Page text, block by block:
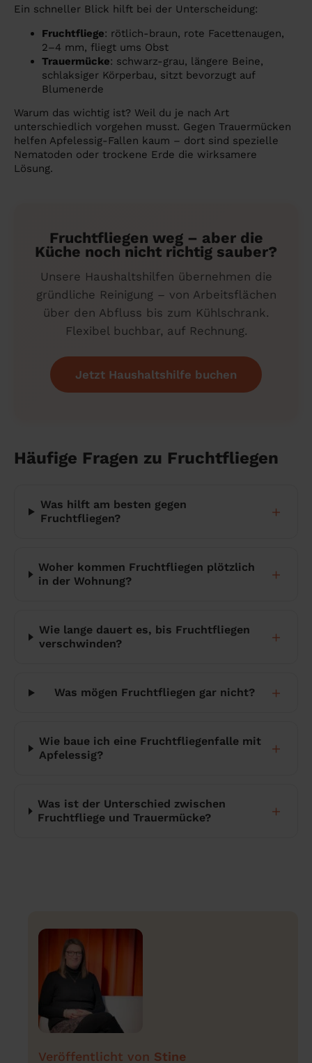
Ein schneller Blick hilft bei der Unterscheidung:
Fruchtfliege: rötlich-braun, rote Facettenaugen,
2–4 mm, fliegt ums Obst
Trauermücke: schwarz-grau, längere Beine,
schlaksiger Körperbau, sitzt bevorzugt auf
Blumenerde
Warum das wichtig ist? Weil du je nach Art
unterschiedlich vorgehen musst. Gegen Trauermücken
helfen Apfelessig-Fallen kaum – dort sind spezielle
Nematoden oder trockene Erde die wirksamere
Lösung.
Fruchtfliegen weg – aber die
Küche noch nicht richtig sauber?
Unsere Haushaltshilfen übernehmen die
gründliche Reinigung – von Arbeitsflächen
über den Abfluss bis zum Kühlschrank.
Flexibel buchbar, auf Rechnung.
Jetzt Haushaltshilfe buchen
Häufige Fragen zu Fruchtfliegen
Was hilft am besten gegen
Fruchtfliegen?
＋
Woher kommen Fruchtfliegen plötzlich
in der Wohnung?
＋
Wie lange dauert es, bis Fruchtfliegen
verschwinden?
＋
Was mögen Fruchtfliegen gar nicht? ＋
Wie baue ich eine Fruchtfliegenfalle mit
Apfelessig?
＋
Was ist der Unterschied zwischen
Fruchtfliege und Trauermücke?
＋
Stine